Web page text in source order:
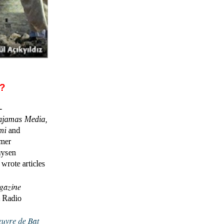
Media,
and
articles
Radio
de Bat